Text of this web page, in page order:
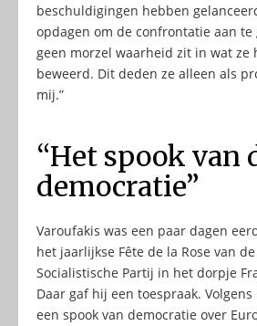
beschuldigingen hebben
opdagen om de confrontatie aan te
geen morzel waarheid zit in wat ze
beweerd. Dit deden ze alleen als
mij.”
“Het spook van
democratie”
Varoufakis was een paar dagen
het jaarlijkse Fête de la Rose van
Socialistische Partij in het dorpje
Daar gaf hij een toespraak.
een spook van democratie over